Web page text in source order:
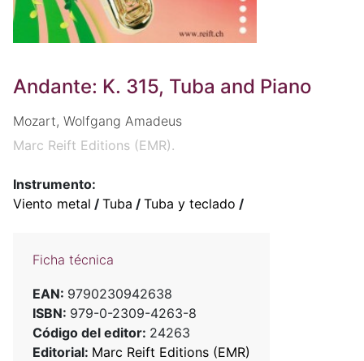
Andante: K. 315, Tuba and Piano
Mozart, Wolfgang Amadeus
Marc Reift Editions (EMR).
Instrumento:
Viento metal / Tuba / Tuba y teclado /
Ficha técnica
EAN: 9790230942638
ISBN: 979-0-2309-4263-8
Código del editor: 24263
Editorial: Marc Reift Editions (EMR)